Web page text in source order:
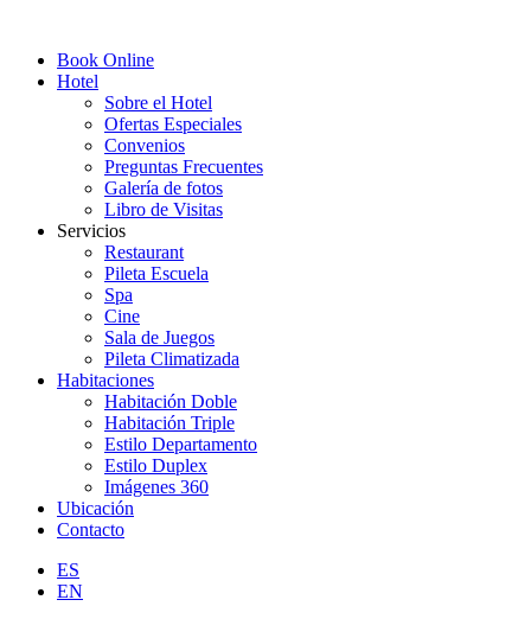
Book Online
Hotel
Sobre el Hotel
Ofertas Especiales
Convenios
Preguntas Frecuentes
Galería de fotos
Libro de Visitas
Servicios
Restaurant
Pileta Escuela
Spa
Cine
Sala de Juegos
Pileta Climatizada
Habitaciones
Habitación Doble
Habitación Triple
Estilo Departamento
Estilo Duplex
Imágenes 360
Ubicación
Contacto
ES
EN